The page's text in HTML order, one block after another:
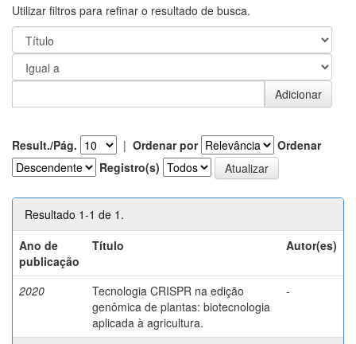
Utilizar filtros para refinar o resultado de busca.
Result./Pág. | Ordenar por
Ordenar
Registro(s)
Resultado 1-1 de 1.
Ano de
publicação
Título Autor(es)
2020
Tecnologia CRISPR na edição
genômica de plantas: biotecnologia
aplicada à agricultura.
-